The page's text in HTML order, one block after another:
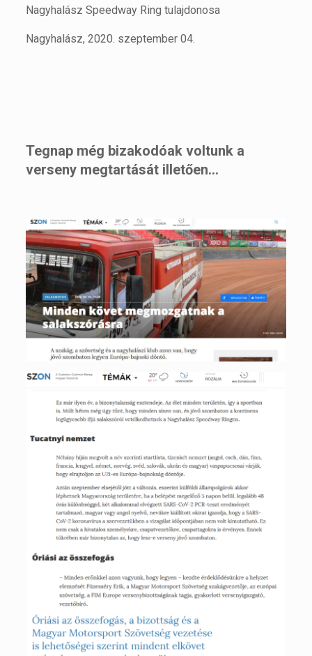
Nagyhalász Speedway Ring tulajdonosa
Nagyhalász, 2020. szeptember 04.
Tegnap még bizakodóak voltunk a
verseny megtartását illetően…